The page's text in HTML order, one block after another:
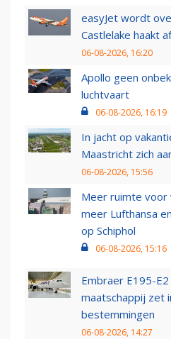
easyJet wordt
Castlelake haakt af
06-08-2026, 16:20
Apollo geen
luchtvaart
06-08-2026, 16:19
In jacht op
Maastricht zich
06-08-2026, 15:56
Meer ruimte
meer Lufthansa
op Schiphol
06-08-2026, 15:16
Embraer E195-
maatschappij zet
bestemmingen
06-08-2026, 14:27